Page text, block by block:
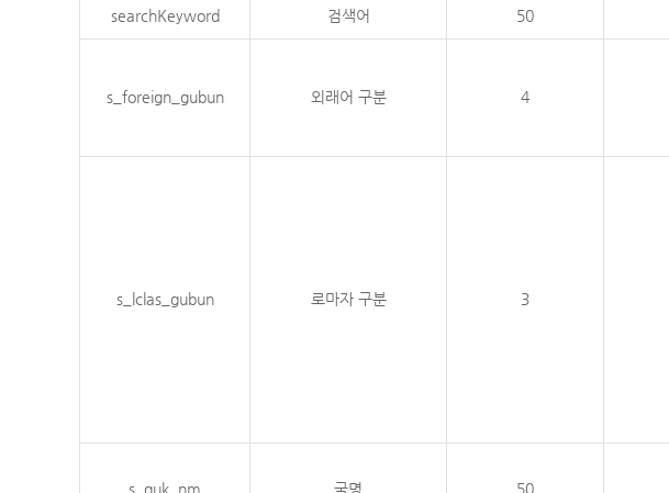
searchKeyword 검색어 50
s_foreign_gubun 외래어 구분 4
s_lclas_gubun 로마자 구분 3
s_guk_nm 국명 50